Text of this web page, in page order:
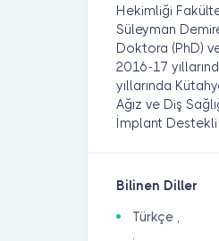
Hekimliği
Süleyman
Doktora (PhD)
2016-17
yıllarında
Ağız ve Diş
İmplant Destekli
Bilinen Diller
Türkçe ,